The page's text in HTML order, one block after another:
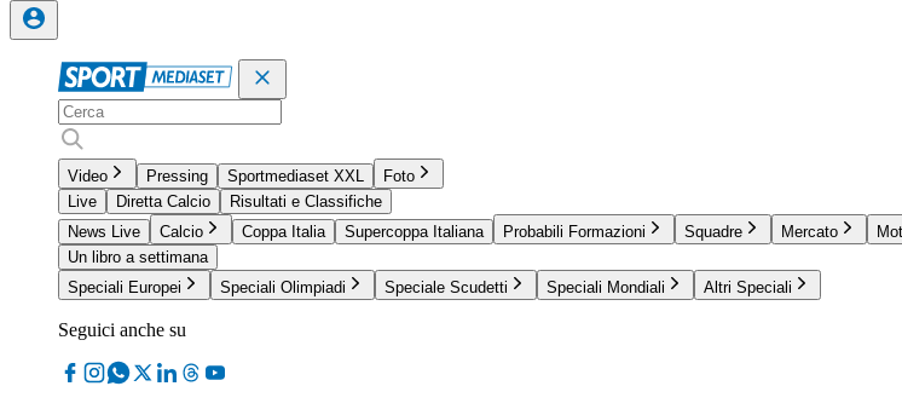
Video Pressing Sportmediaset XXL
Foto
Live
Diretta Calcio
Risultati e Classifiche
News Live
Calcio Coppa Italia Supercoppa Italiana Probabili Formazioni Squadre Mercato
Un libro a settimana
Speciali Europei
Speciali Olimpiadi Speciale Scudetti Speciali Mondiali Altri Speciali
Seguici anche su